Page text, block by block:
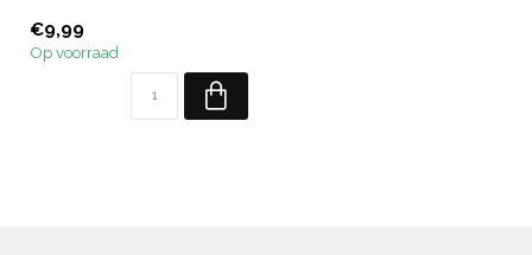
€9,99
Op voorraad